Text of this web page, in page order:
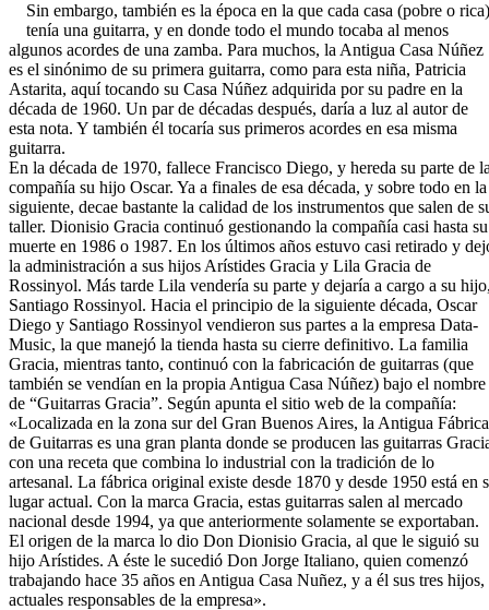
Sin embargo, también es la época en la que cada casa (pobre o rica)
tenía una guitarra, y en donde todo el mundo tocaba al menos
algunos acordes de una zamba. Para muchos, la Antigua Casa Núñez
es el sinónimo de su primera guitarra, como para esta niña, Patricia
Astarita, aquí tocando su Casa Núñez adquirida por su padre en la
década de 1960. Un par de décadas después, daría a luz al autor de
esta nota. Y también él tocaría sus primeros acordes en esa misma
guitarra.
En la década de 1970, fallece Francisco Diego, y hereda su parte de
compañía su hijo Oscar. Ya a finales de esa década, y sobre todo en la
siguiente, decae bastante la calidad de los instrumentos que salen de
taller. Dionisio Gracia continuó gestionando la compañía casi hasta su
muerte en 1986 o 1987. En los últimos años estuvo casi retirado y
la administración a sus hijos Arístides Gracia y Lila Gracia de
Rossinyol. Más tarde Lila vendería su parte y dejaría a cargo a su
Santiago Rossinyol. Hacia el principio de la siguiente década, Oscar
Diego y Santiago Rossinyol vendieron sus partes a la empresa Data-
Music, la que manejó la tienda hasta su cierre definitivo. La familia
Gracia, mientras tanto, continuó con la fabricación de guitarras (que
también se vendían en la propia Antigua Casa Núñez) bajo el nombre
de “Guitarras Gracia”. Según apunta el sitio web de la compañía:
«Localizada en la zona sur del Gran Buenos Aires, la Antigua Fábrica
de Guitarras es una gran planta donde se producen las guitarras
con una receta que combina lo industrial con la tradición de lo
artesanal. La fábrica original existe desde 1870 y desde 1950 está en
lugar actual. Con la marca Gracia, estas guitarras salen al mercado
nacional desde 1994, ya que anteriormente solamente se exportaban.
El origen de la marca lo dio Don Dionisio Gracia, al que le siguió su
hijo Arístides. A éste le sucedió Don Jorge Italiano, quien comenzó
trabajando hace 35 años en Antigua Casa Nuñez, y a él sus tres hijos,
actuales responsables de la empresa».